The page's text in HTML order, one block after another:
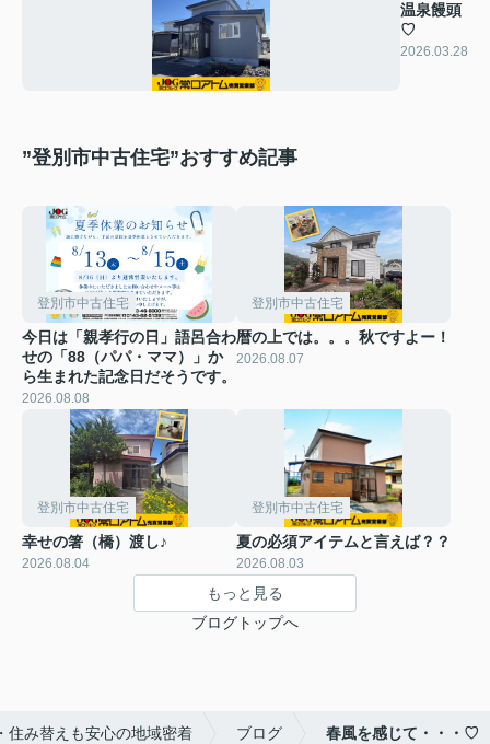
温泉饅頭
♡
2026.03.28
”登別市中古住宅”おすすめ記事
登別市中古住宅
今日は「親孝行の日」語呂合わ
せの「88（パパ・ママ）」か
ら生まれた記念日だそうです。
2026.08.08
登別市中古住宅
暦の上では。。。秋ですよー！
2026.08.07
登別市中古住宅
幸せの箸（橋）渡し♪
2026.08.04
登別市中古住宅
夏の必須アイテムと言えば？？
2026.08.03
もっと見る
ブログトップへ
住み替えも安心の地域密着 ブログ 春風を感じて・・・♡